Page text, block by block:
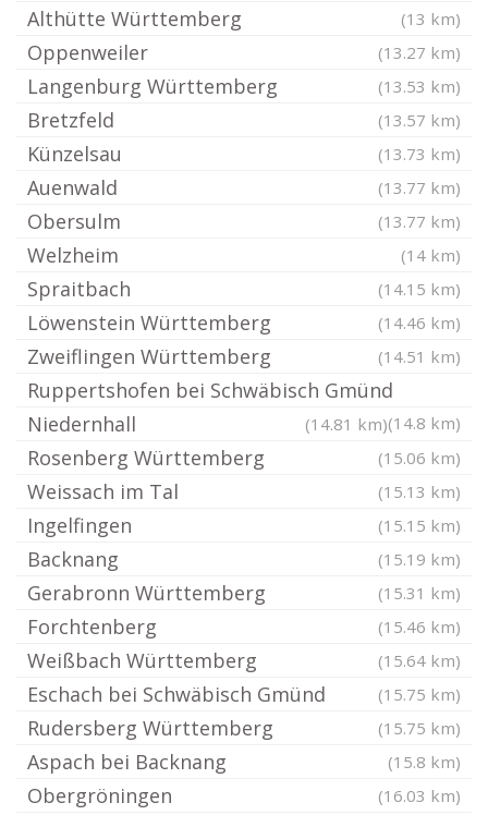
Althütte Württemberg (13 km)
Oppenweiler (13.27 km)
Langenburg Württemberg (13.53 km)
Bretzfeld (13.57 km)
Künzelsau (13.73 km)
Auenwald (13.77 km)
Obersulm (13.77 km)
Welzheim (14 km)
Spraitbach (14.15 km)
Löwenstein Württemberg (14.46 km)
Zweiflingen Württemberg (14.51 km)
Ruppertshofen bei Schwäbisch Gmünd
(14.8 km)
Niedernhall (14.81 km)
Rosenberg Württemberg (15.06 km)
Weissach im Tal (15.13 km)
Ingelfingen (15.15 km)
Backnang (15.19 km)
Gerabronn Württemberg (15.31 km)
Forchtenberg (15.46 km)
Weißbach Württemberg (15.64 km)
Eschach bei Schwäbisch Gmünd (15.75 km)
Rudersberg Württemberg (15.75 km)
Aspach bei Backnang (15.8 km)
Obergröningen (16.03 km)